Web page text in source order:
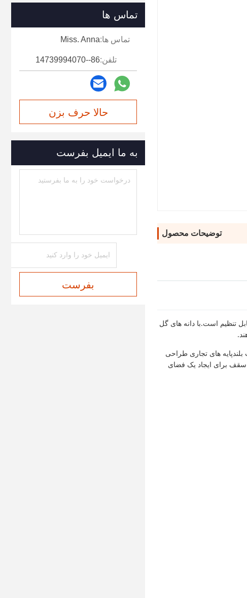
توضیحات محصول
تنظیم است.با دانه های گل
های تجاری طراحی
برای ایجاد یک فضای
تماس ها
تماس ها:Miss. Anna
تلفن:86--14739994070
حالا حرف بزن
به ما ایمیل بفرست
بفرست